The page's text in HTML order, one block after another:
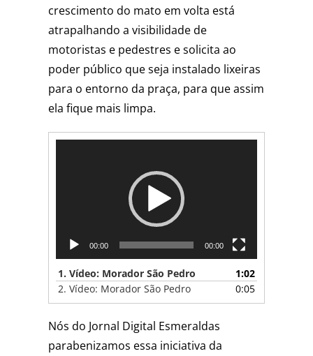
crescimento do mato em volta está
atrapalhando a visibilidade de
motoristas e pedestres e solicita ao
poder público que seja instalado lixeiras
para o entorno da praça, para que assim
ela fique mais limpa.
00:00 00:00
1. Vídeo: Morador São Pedro
1:02
2. Vídeo: Morador São Pedro 0:05
Nós do Jornal Digital Esmeraldas
parabenizamos essa iniciativa da